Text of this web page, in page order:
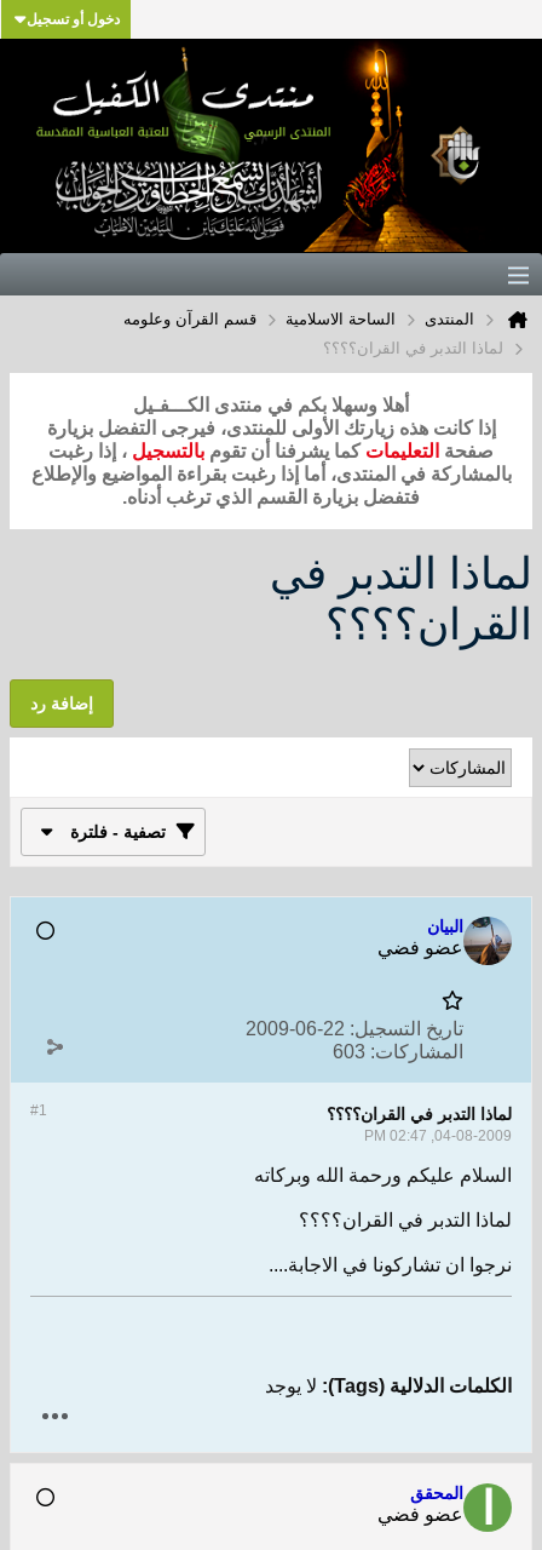
دخول أو تسجيل
المنتدى الساحة الاسلامية
قسم القرآن وعلومه
لماذا التدبر في القران؟؟؟؟
أهلا وسهلا بكم في منتدى الكـــفـيل
إذا كانت هذه زيارتك الأولى للمنتدى، فيرجى التفضل بزيارة
صفحة التعليمات كما يشرفنا أن تقوم بالتسجيل ، إذا رغبت
بالمشاركة في المنتدى، أما إذا رغبت بقراءة المواضيع والإطلاع
فتفضل بزيارة القسم الذي ترغب أدناه.
لماذا التدبر في
القران؟؟؟؟
إضافة رد
تصفية - فلترة
البيان
عضو فضي
تاريخ التسجيل: 22-06-2009
المشاركات: 603
#1 لماذا التدبر في القران؟؟؟؟
04-08-2009, 02:47 PM
السلام عليكم ورحمة الله وبركاته
لماذا التدبر في القران؟؟؟؟
نرجوا ان تشاركونا في الاجابة....
الكلمات الدلالية (Tags): لا يوجد
المحقق
عضو فضي